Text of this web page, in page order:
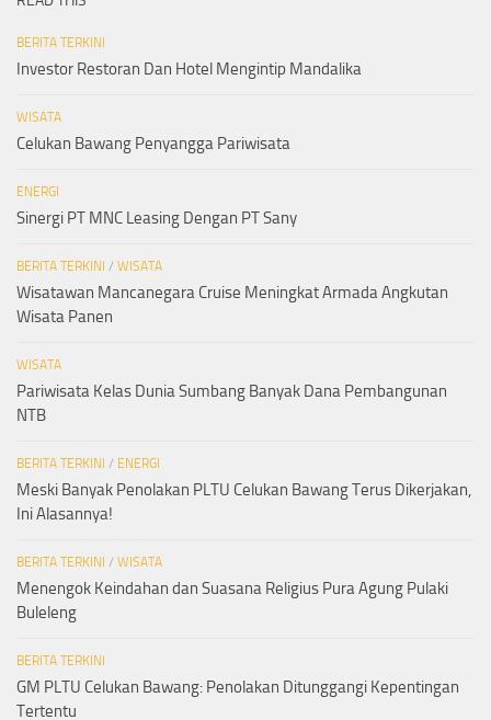
BERITA TERKINI
Investor Restoran Dan Hotel Mengintip Mandalika
WISATA
Celukan Bawang Penyangga Pariwisata
ENERGI
Sinergi PT MNC Leasing Dengan PT Sany
BERITA TERKINI / WISATA
Wisatawan Mancanegara Cruise Meningkat Armada Angkutan
Wisata Panen
WISATA
Pariwisata Kelas Dunia Sumbang Banyak Dana Pembangunan
NTB
BERITA TERKINI / ENERGI
Meski Banyak Penolakan PLTU Celukan Bawang Terus Dikerjakan,
Ini Alasannya!
BERITA TERKINI / WISATA
Menengok Keindahan dan Suasana Religius Pura Agung Pulaki
Buleleng
BERITA TERKINI
GM PLTU Celukan Bawang: Penolakan Ditunggangi Kepentingan
Tertentu